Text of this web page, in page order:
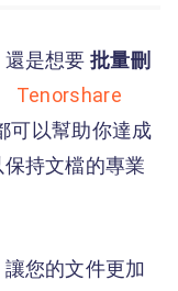
是想要 批量刪
Tenorshare
可以幫助你達成
持文檔的專業
您的文件更加